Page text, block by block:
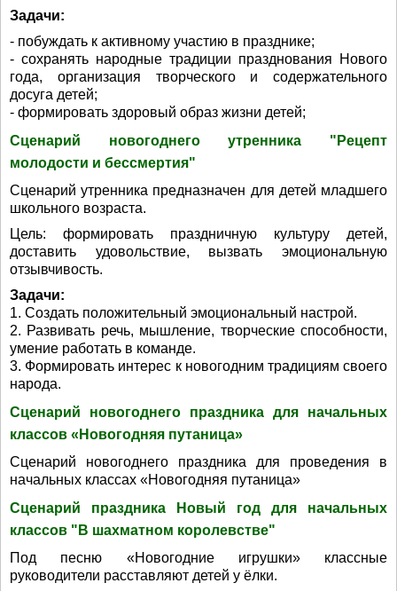
Задачи:
- побуждать к активному участию в празднике;
- сохранять народные традиции празднования Нового
года, организация творческого и содержательного
досуга детей;
- формировать здоровый образ жизни детей;
Сценарий новогоднего утренника "Рецепт
молодости и бессмертия"
Сценарий утренника предназначен для детей младшего
школьного возраста.
Цель: формировать праздничную культуру детей,
доставить удовольствие, вызвать эмоциональную
отзывчивость.
Задачи:
1. Создать положительный эмоциональный настрой.
2. Развивать речь, мышление, творческие способности,
умение работать в команде.
3. Формировать интерес к новогодним традициям своего
народа.
Сценарий новогоднего праздника для начальных
классов «Новогодняя путаница»
Сценарий новогоднего праздника для проведения в
начальных классах «Новогодняя путаница»
Сценарий праздника Новый год для начальных
классов "В шахматном королевстве"
Под песню «Новогодние игрушки» классные
руководители расставляют детей у ёлки.